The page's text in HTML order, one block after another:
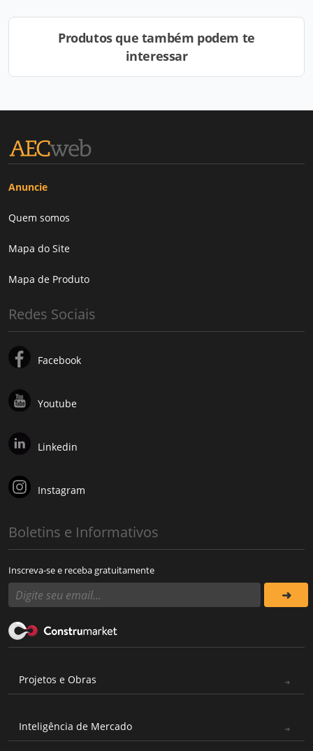
Produtos que também podem te
interessar
Anuncie
Quem somos
Mapa do Site
Mapa de Produto
Redes Sociais
Facebook
Youtube
Linkedin
Instagram
Boletins e Informativos
Inscreva-se e receba gratuitamente
Projetos e Obras
Inteligência de Mercado